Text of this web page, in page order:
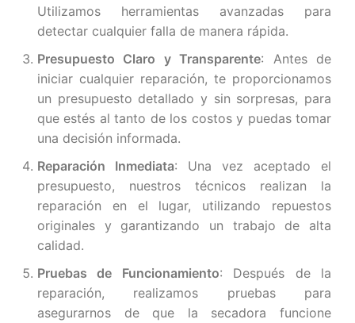
Utilizamos herramientas avanzadas para
detectar cualquier falla de manera rápida.
Presupuesto Claro y Transparente: Antes de
iniciar cualquier reparación, te proporcionamos
un presupuesto detallado y sin sorpresas, para
que estés al tanto de los costos y puedas tomar
una decisión informada.
Reparación Inmediata: Una vez aceptado el
presupuesto, nuestros técnicos realizan la
reparación en el lugar, utilizando repuestos
originales y garantizando un trabajo de alta
calidad.
Pruebas de Funcionamiento: Después de la
reparación, realizamos pruebas para
asegurarnos de que la secadora funcione